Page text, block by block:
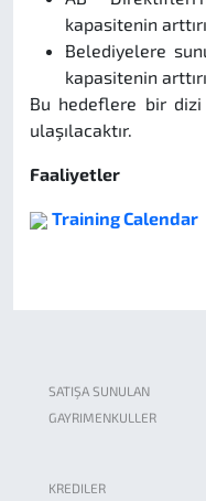
kapasitenin
Belediyelere
kapasitenin
Bu hedeflere bir
ulaşılacaktır.
Faaliyetler
Training Calendar
SATIŞA SUNULAN
GAYRIMENKULLER
KREDILER